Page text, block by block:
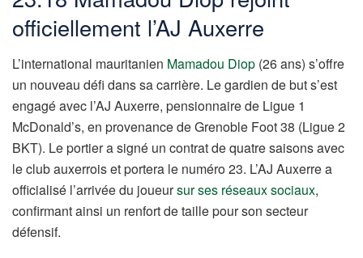
officiellement l’AJ Auxerre
L’international mauritanien Mamadou Diop (26 ans) s’offre
un nouveau défi dans sa carrière. Le gardien de but s’est
engagé avec l’AJ Auxerre, pensionnaire de Ligue 1
McDonald’s, en provenance de Grenoble Foot 38 (Ligue 2
BKT). Le portier a signé un contrat de quatre saisons avec
le club auxerrois et portera le numéro 23. L’AJ Auxerre a
officialisé l’arrivée du joueursur ses réseaux sociaux,
confirmant ainsi un renfort de taille pour son secteur
défensif.